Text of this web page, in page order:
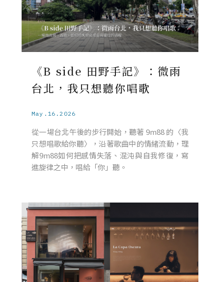
《B side 田野手記》：微雨
台北，我只想聽你唱歌
May.16.2026
從一場台北午後的步行開始，聽著 9m88 的〈我
只想唱歌給你聽〉，沿著歌曲中的情緒流動，理
解9m88如何把感情失落、混沌與自我修復，寫
進旋律之中，唱給「你」聽。